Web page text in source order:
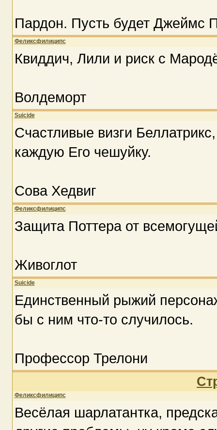
Пардон. Пусть будет Джеймс
Феликсфилиципс
Квиддич, Лили и риск с
Волдеморт
Suicide
Счастливые визги
каждую Его чешуйку.
Сова Хедвиг
Феликсфилиципс
Защита Поттера от
Живоглот
Suicide
Единственный рыжий
бы с ним что-то случилось.
Профессор Трелони
Феликсфилиципс
Весёлая шарлатантка,